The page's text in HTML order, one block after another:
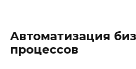
Автоматизация
процессов